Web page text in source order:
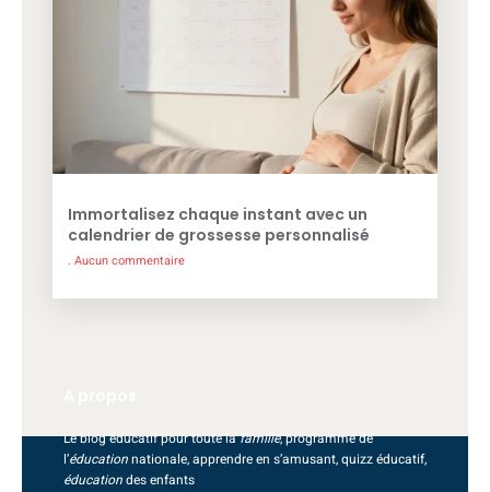
Immortalisez chaque instant avec un
calendrier de grossesse personnalisé
Aucun commentaire
Le blog éducatif pour toute lafamille, programme de
l’éducationnationale, apprendre en s’amusant, quizz éducatif,
éducationdes enfants